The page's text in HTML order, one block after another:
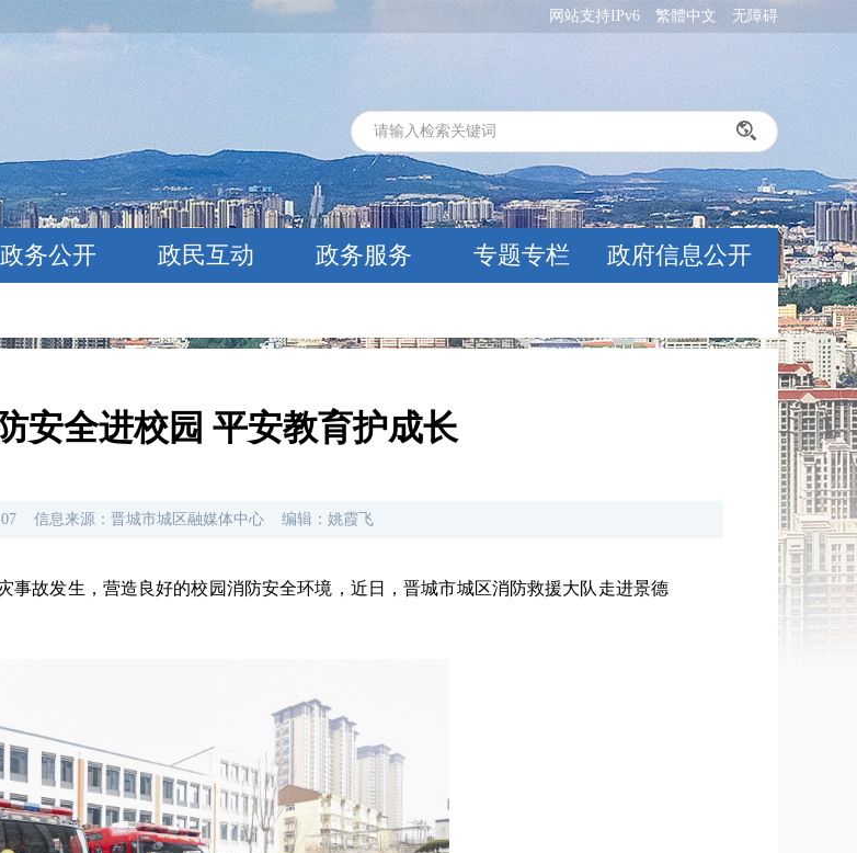
网站支持IPv6 繁體中文 无障碍
政务公开 政民互动 政务服务 专题专栏 政府信息公开
安全进校园 平安教育护成长
信息来源： 晋城市城区融媒体中心 编辑： 姚霞飞
事故发生，营造良好的校园消防安全环境，近日，晋城市城区消防救援大队走进景德